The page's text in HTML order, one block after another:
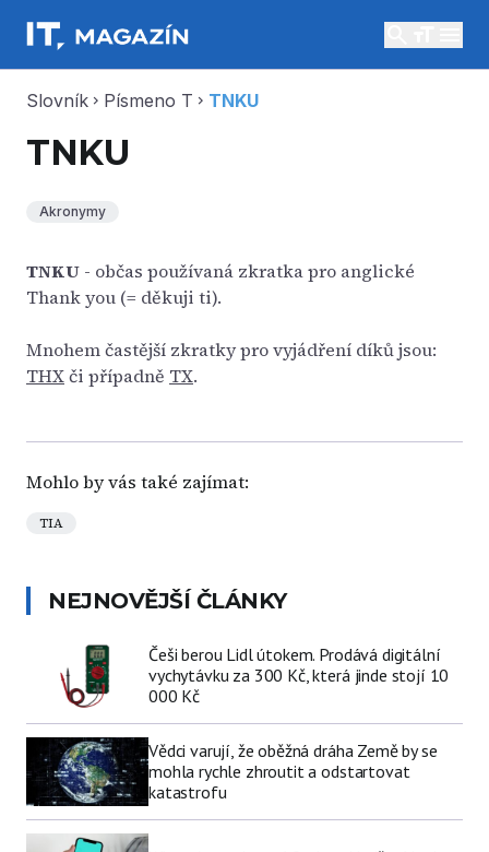
Slovník chevron_right Písmeno T chevron_right TNKU
TNKU
Akronymy
TNKU - občas používaná zkratka pro anglické
Thank you (= děkuji ti).
Mnohem častější zkratky pro vyjádření díků jsou:
THXči případně TX.
Mohlo by vás také zajímat:
TIA
NEJNOVĚJŠÍ ČLÁNKY
Češi berou Lidl útokem. Prodává digitální
vychytávku za 300 Kč, která jinde stojí 10
000 Kč
Vědci varují, že oběžná dráha Země by se
mohla rychle zhroutit a odstartovat
katastrofu